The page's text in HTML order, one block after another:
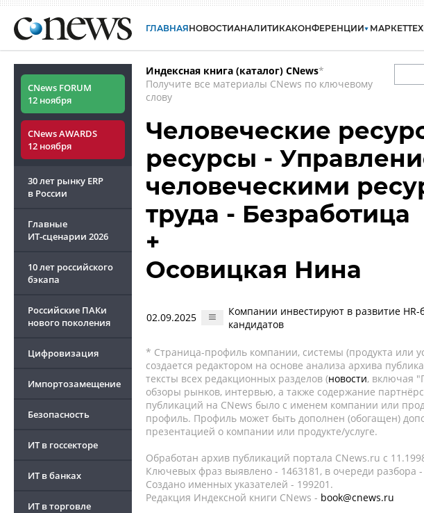
ГЛАВНАЯНОВОСТИАНАЛИТИКАКОНФЕРЕНЦИИ МАРКЕТ
CNews FORUM
12 ноября
CNews AWARDS
12 ноября
30 лет рынку ERP
в России
Главные
ИТ-сценарии 2026
10 лет российского
бэкапа
Российские ПАКи
нового поколения
Цифровизация
Импортозамещение
Безопасность
ИТ в госсекторе
ИТ в банках
ИТ в торговле
Индексная книга (каталог) CNews*
Получите все материалы CNews по ключевому
слову
Человеческие
ресурсы -
человеческими
труда - Безработица
+
Осовицкая Нина
02.09.2025
Компании инвестируют в развитие
кандидатов
* Страница-профиль компании, системы (продукта или
создается редактором на основе анализа архива
тексты всех редакционных разделов (новости, включая
обзоры рынков, интервью, а также содержание
публикаций на CNews было с именем компании или
профиль. Профиль может быть дополнен (обогащен)
презентацией о компании или продукте/услуге.
Обработан архив публикаций портала CNews.ru c
Ключевых фраз выявлено - 1463181, в очереди разбора -
Создано именных указателей - 199201.
Редакция Индексной книги CNews - book@cnews.ru